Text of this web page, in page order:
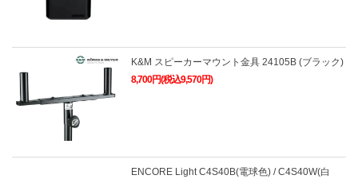
K&M スピーカーマウント金具 24105B (ブラック)
8,700円(税込9,570円)
ENCORE Light C4S40B(電球色) / C4S40W(白